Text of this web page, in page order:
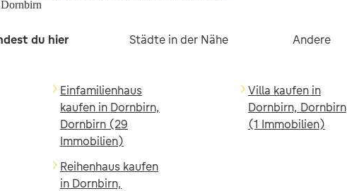
du hier Städte in der Nähe Andere
Einfamilienhaus
kaufen in Dornbirn,
Dornbirn (29
Immobilien)
Reihenhaus kaufen
in Dornbirn,
Villa kaufen in
Dornbirn, Dornbirn
(1 Immobilien)